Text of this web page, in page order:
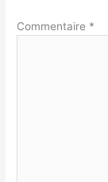
Commentaire *